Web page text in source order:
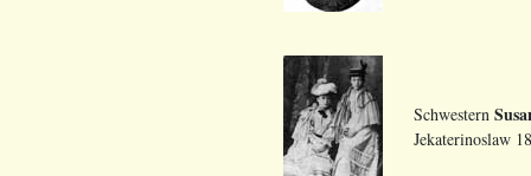
Schwestern
Jekaterinoslaw